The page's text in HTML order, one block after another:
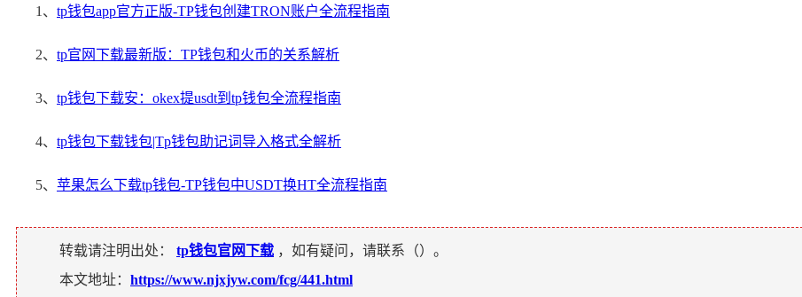
1、 tp钱包app官方正版-TP钱包创建TRON账户全流程指南
2、 tp官网下载最新版：TP钱包和火币的关系解析
3、 tp钱包下载安：okex提usdt到tp钱包全流程指南
4、 tp钱包下载钱包|Tp钱包助记词导入格式全解析
5、 苹果怎么下载tp钱包-TP钱包中USDT换HT全流程指南
转载请注明出处： tp钱包官网下载 ，如有疑问，请联系（）。
本文地址： https://www.njxjyw.com/fcg/441.html